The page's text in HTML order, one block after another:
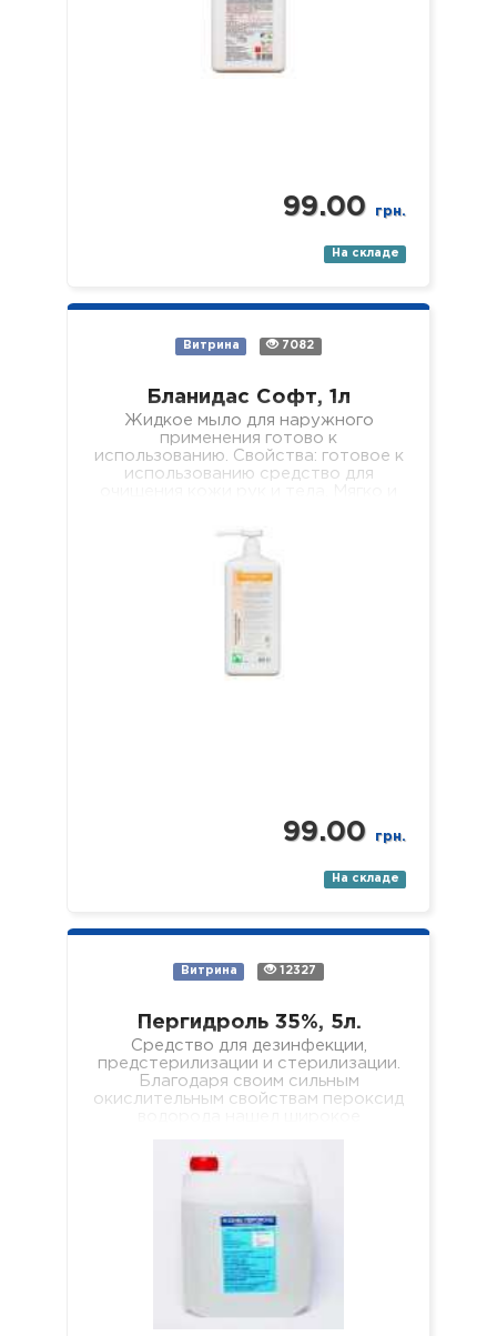
99.00 грн.
На складе
Витрина 7082
Бланидас Софт, 1л
Жидкое мыло для наружного
применения готово к
использованию. Свойства: готовое к
использованию средство для
99.00 грн.
На складе
Витрина 12327
Пергидроль 35%, 5л.
Средство для дезинфекции,
предстерилизации и стерилизации.
Благодаря своим сильным
окислительным свойствам пероксид
промышленности, где используется,
например, в…